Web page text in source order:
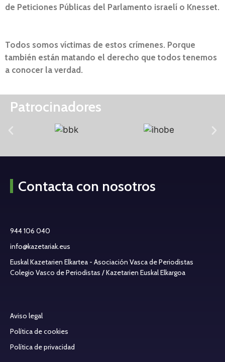
de Peticiones Públicas del Parlamento israelí o Knesset.
Todos somos víctimas de estos crímenes. Porque
también están matando el derecho que todos tenemos
a conocer la verdad.
Patrocinadores
Contacta con nosotros
944 106 040
info@kazetariak.eus
Euskal Kazetarien Elkartea - Asociación Vasca de Periodistas
Colegio Vasco de Periodistas / Kazetarien Euskal Elkargoa
Aviso legal
Política de cookies
Política de privacidad